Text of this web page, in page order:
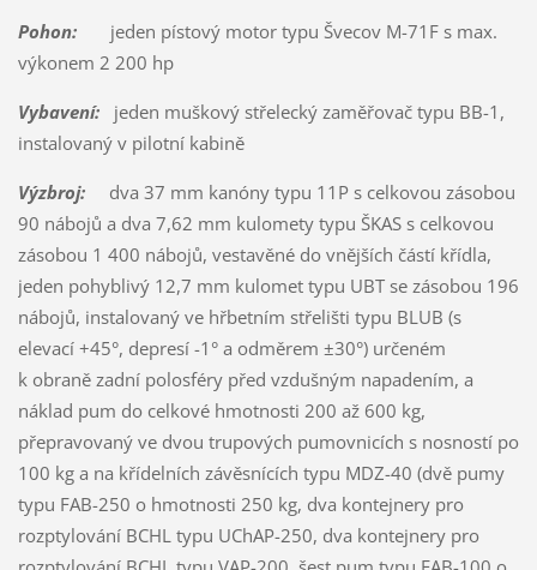
Pohon:jeden pístový motor typu Švecov M-71F s max.
výkonem 2 200 hp
Vybavení:jeden muškový střelecký zaměřovač typu BB-1,
instalovaný v pilotní kabině
Výzbroj:dva 37 mm kanóny typu 11P s celkovou zásobou
90 nábojů a dva 7,62 mm kulomety typu ŠKAS s celkovou
zásobou 1 400 nábojů, vestavěné do vnějších částí křídla,
jeden pohyblivý 12,7 mm kulomet typu UBT se zásobou 196
nábojů, instalovaný ve hřbetním střelišti typu BLUB (s
elevací +45°, depresí -1° a odměrem ±30°) určeném
k obraně zadní polosféry před vzdušným napadením, a
náklad pum do celkové hmotnosti 200 až 600 kg,
přepravovaný ve dvou trupových pumovnicích s nosností po
100 kg a na křídelních závěsnících typu MDZ-40 (dvě pumy
typu FAB-250 o hmotnosti 250 kg, dva kontejnery pro
rozptylování BCHL typu UChAP-250, dva kontejnery pro